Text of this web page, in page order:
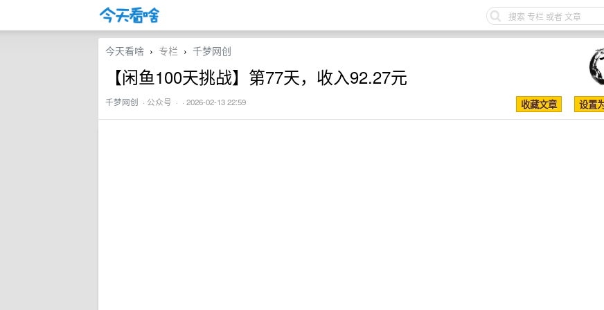
今天看啥 › 专栏 › 千梦网创
【闲鱼100天挑战】第77天，收入92.27元
千梦网创 · 公众号 · · 2026-02-13 22:59